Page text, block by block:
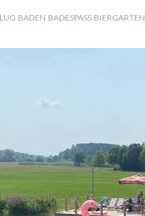
BADEN BADESPASS BIERGARTEN